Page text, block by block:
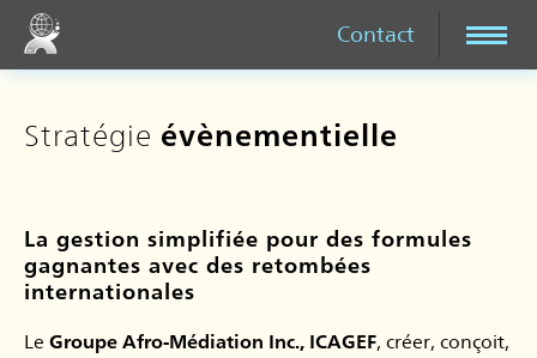
Contact
Stratégie évènementielle
La gestion simplifiée pour des formules
gagnantes avec des retombées
internationales
Le Groupe Afro-Médiation Inc., ICAGEF, créer, conçoit,